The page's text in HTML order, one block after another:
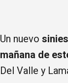
Un nuevo
mañana de
Del Valle y